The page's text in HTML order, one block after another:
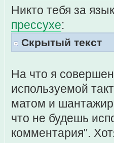
Никто тебя за
прессухе:
Скрытый текст
На что я
используемой
матом и
что не будешь
комментария".